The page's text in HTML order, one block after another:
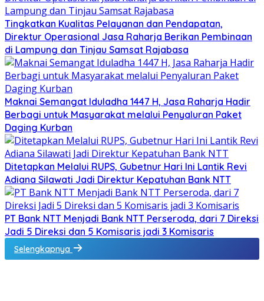
Tingkatkan Kualitas Pelayanan dan Pendapatan,
Direktur Operasional Jasa Raharja Berikan Pembinaan
di Lampung dan Tinjau Samsat Rajabasa
Maknai Semangat Iduladha 1447 H, Jasa Raharja Hadir
Berbagi untuk Masyarakat melalui Penyaluran Paket
Daging Kurban
Ditetapkan Melalui RUPS, Gubetnur Hari Ini Lantik Revi
Adiana Silawati Jadi Direktur Kepatuhan Bank NTT
PT Bank NTT Menjadi Bank NTT Perseroda, dari 7 Direksi
Jadi 5 Direksi dan 5 Komisaris jadi 3 Komisaris
Selengkapnya